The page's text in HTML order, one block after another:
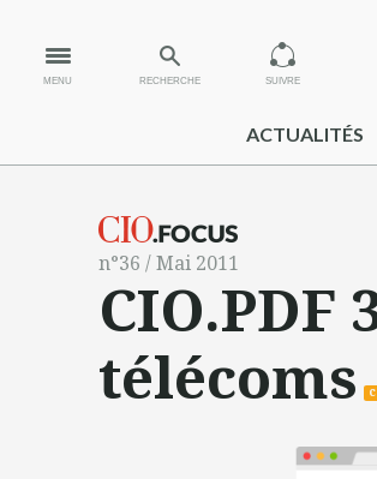
MENU RECHERCHE SUIVRE
ACTUALITÉS
n°36 / Mai 2011
télécoms
c